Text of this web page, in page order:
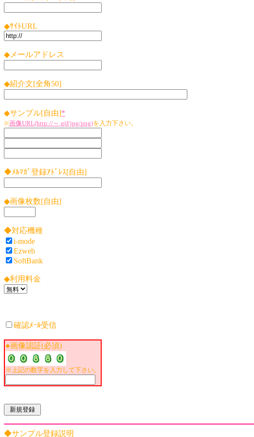
◆ｻｲﾄURL
◆メールアドレス
◆紹介文[全角50]
◆サンプル[自由]*
※画像URL(http://～.gif/jpg/png)を入力下さい。
◆ﾒﾙﾏｶﾞ登録ｱﾄﾞﾚｽ[自由]
◆画像枚数[自由]
◆対応機種
i-mode
Ezweb
SoftBank
◆利用料金
確認ﾒｰﾙ受信
●画像認証(必須)
※上記の数字を入力して下さい。
◆サンプル登録説明